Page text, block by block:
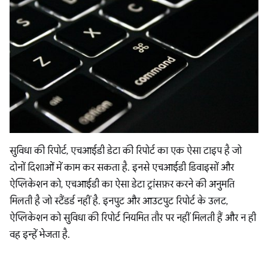
सुविधा की रिपोर्ट, एचआईडी डेटा की रिपोर्ट का एक ऐसा टाइप है जो
दोनों दिशाओं में काम कर सकता है. इनसे एचआईडी डिवाइसों और
ऐप्लिकेशन को, एचआईडी का ऐसा डेटा ट्रांसफ़र करने की अनुमति
मिलती है जो स्टैंडर्ड नहीं है. इनपुट और आउटपुट रिपोर्ट के उलट,
ऐप्लिकेशन को सुविधा की रिपोर्ट नियमित तौर पर नहीं मिलती हैं और न ही
वह इन्हें भेजता है.